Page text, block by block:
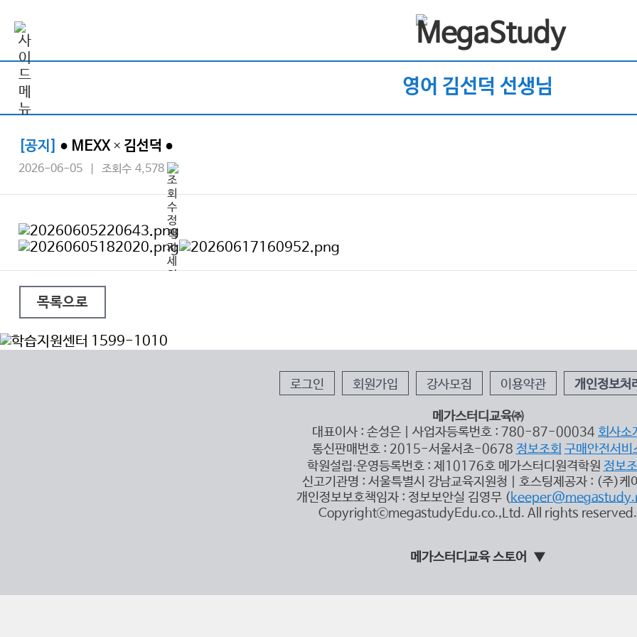
영어 김선덕 선생님
[공지] ● MEXX × 김선덕 ●
2026-06-05 | 조회수 4,578
목록으로
로그인 회원가입 강사모집 이용약관 개인정보처
메가스터디교육㈜
대표이사 : 손성은 | 사업자등록번호 : 780-87-00034 회사소
통신판매번호 : 2015-서울서초-0678 정보조회 구매안전서비
학원설립∙운영등록번호 : 제10176호 메가스터디원격학원 정보
신고기관명 : 서울특별시 강남교육지원청 | 호스팅제공자 : (주)케
개인정보보호책임자 : 정보보안실 김영무 (
CopyrightⓒmegastudyEdu.co.,Ltd. All rights reserved.
메가스터디교육 스토어